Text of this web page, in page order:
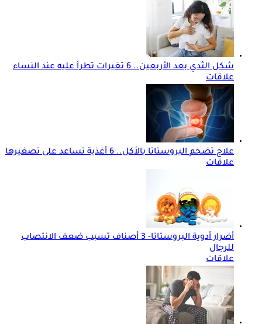
شكل الثدي بعد الأربعين.. 6 تغيرات تطرأ عليه عند النساء
علاقات
علاج تضخم البروستاتا بالأكل.. 6 أغذية تساعد على تصغيرها
علاقات
أضرار أدوية البروستاتا- 3 أصناف تسبب ضعف الانتصاب
للرجال
علاقات